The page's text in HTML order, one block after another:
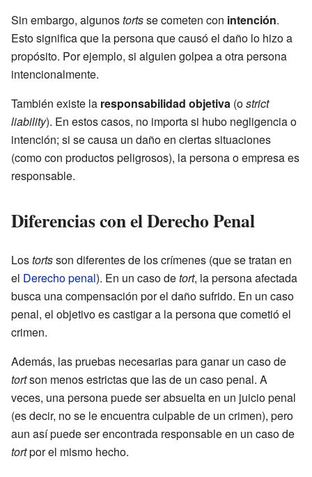
Sin embargo, algunostortsse cometen con intención.
Esto significa que la persona que causó el daño lo hizo a
propósito. Por ejemplo, si alguien golpea a otra persona
intencionalmente.
También existe la responsabilidad objetiva (ostrict
liability). En estos casos, no importa si hubo negligencia o
intención; si se causa un daño en ciertas situaciones
(como con productos peligrosos), la persona o empresa es
responsable.
Diferencias con el Derecho Penal
Lostortsson diferentes de los crímenes (que se tratan en
el Derecho penal). En un caso detort, la persona afectada
busca una compensación por el daño sufrido. En un caso
penal, el objetivo es castigar a la persona que cometió el
crimen.
Además, las pruebas necesarias para ganar un caso de
tortson menos estrictas que las de un caso penal. A
veces, una persona puede ser absuelta en un juicio penal
(es decir, no se le encuentra culpable de un crimen), pero
aun así puede ser encontrada responsable en un caso de
tortpor el mismo hecho.